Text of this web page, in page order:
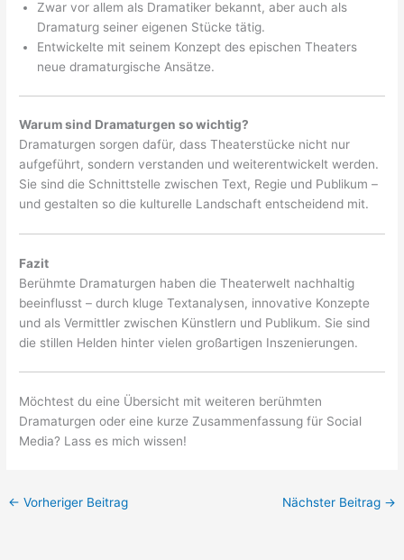
Zwar vor allem als Dramatiker bekannt, aber auch als
Dramaturg seiner eigenen Stücke tätig.
Entwickelte mit seinem Konzept des epischen Theaters
neue dramaturgische Ansätze.
Warum sind Dramaturgen so wichtig?
Dramaturgen sorgen dafür, dass Theaterstücke nicht nur
aufgeführt, sondern verstanden und weiterentwickelt werden.
Sie sind die Schnittstelle zwischen Text, Regie und Publikum –
und gestalten so die kulturelle Landschaft entscheidend mit.
Fazit
Berühmte Dramaturgen haben die Theaterwelt nachhaltig
beeinflusst – durch kluge Textanalysen, innovative Konzepte
und als Vermittler zwischen Künstlern und Publikum. Sie sind
die stillen Helden hinter vielen großartigen Inszenierungen.
Möchtest du eine Übersicht mit weiteren berühmten
Dramaturgen oder eine kurze Zusammenfassung für Social
Media? Lass es mich wissen!
← Vorheriger Beitrag Nächster Beitrag →